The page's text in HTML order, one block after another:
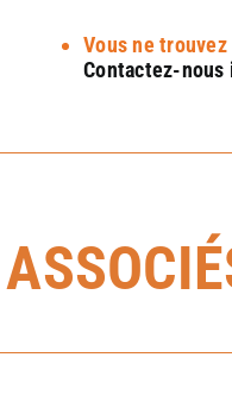
Vous ne
Contactez-nous